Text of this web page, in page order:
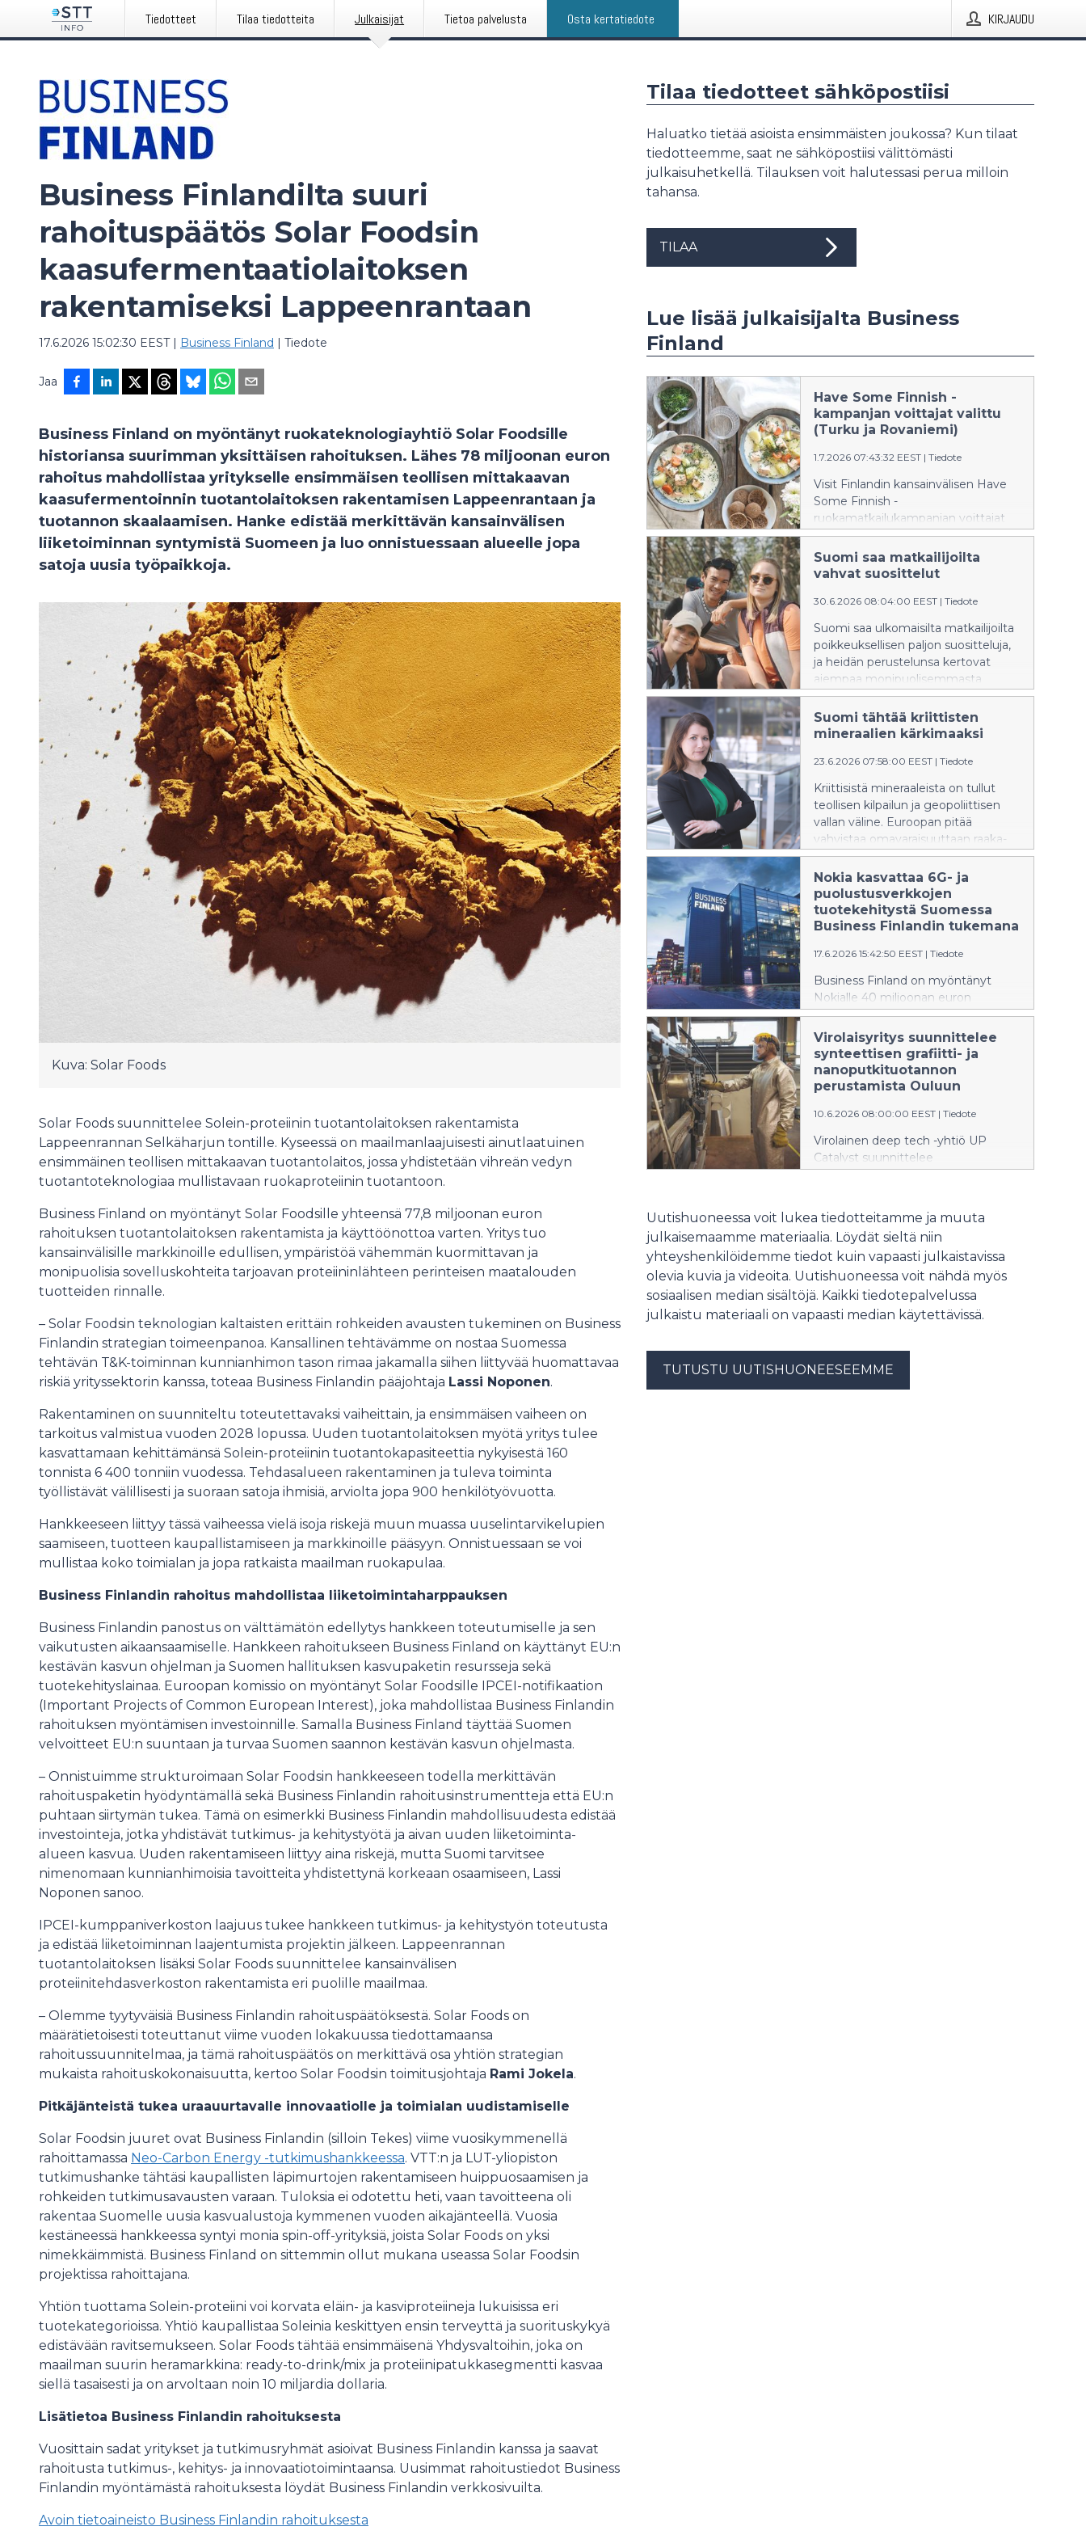
Tiedotteet Tilaa tiedotteita Julkaisijat Tietoa palvelusta Osta kertatiedote KIRJAUDU
Business Finlandilta suuri
rahoituspäätös Solar Foodsin
kaasufermentaatiolaitoksen
rakentamiseksi Lappeenrantaan
17.6.2026 15:02:30 EEST| Business Finland | Tiedote
Jaa
Business Finland on myöntänyt ruokateknologiayhtiö Solar Foodsille
historiansa suurimman yksittäisen rahoituksen. Lähes 78 miljoonan euron
rahoitus mahdollistaa yritykselle ensimmäisen teollisen mittakaavan
kaasufermentoinnin tuotantolaitoksen rakentamisen Lappeenrantaan ja
tuotannon skaalaamisen. Hanke edistää merkittävän kansainvälisen
liiketoiminnan syntymistä Suomeen ja luo onnistuessaan alueelle jopa
satoja uusia työpaikkoja.
Kuva: Solar Foods
Solar Foods suunnittelee Solein-proteiinin tuotantolaitoksen rakentamista
Lappeenrannan Selkäharjun tontille. Kyseessä on maailmanlaajuisesti ainutlaatuinen
ensimmäinen teollisen mittakaavan tuotantolaitos, jossa yhdistetään vihreän vedyn
tuotantoteknologiaa mullistavaan ruokaproteiinin tuotantoon.
Business Finland on myöntänyt Solar Foodsille yhteensä 77,8 miljoonan euron
rahoituksen tuotantolaitoksen rakentamista ja käyttöönottoa varten. Yritys tuo
kansainvälisille markkinoille edullisen, ympäristöä vähemmän kuormittavan ja
monipuolisia sovelluskohteita tarjoavan proteiininlähteen perinteisen maatalouden
tuotteiden rinnalle.
– Solar Foodsin teknologian kaltaisten erittäin rohkeiden avausten tukeminen on Business
Finlandin strategian toimeenpanoa. Kansallinen tehtävämme on nostaa Suomessa
tehtävän T&K-toiminnan kunnianhimon tason rimaa jakamalla siihen liittyvää huomattavaa
riskiä yrityssektorin kanssa, toteaa Business Finlandin pääjohtaja Lassi Noponen.
Rakentaminen on suunniteltu toteutettavaksi vaiheittain, ja ensimmäisen vaiheen on
tarkoitus valmistua vuoden 2028 lopussa. Uuden tuotantolaitoksen myötä yritys tulee
kasvattamaan kehittämänsä Solein-proteiinin tuotantokapasiteettia nykyisestä 160
tonnista 6 400 tonniin vuodessa. Tehdasalueen rakentaminen ja tuleva toiminta
työllistävät välillisesti ja suoraan satoja ihmisiä, arviolta jopa 900 henkilötyövuotta.
Hankkeeseen liittyy tässä vaiheessa vielä isoja riskejä muun muassa uuselintarvikelupien
saamiseen, tuotteen kaupallistamiseen ja markkinoille pääsyyn. Onnistuessaan se voi
mullistaa koko toimialan ja jopa ratkaista maailman ruokapulaa.
Business Finlandin rahoitus mahdollistaa liiketoimintaharppauksen
Business Finlandin panostus on välttämätön edellytys hankkeen toteutumiselle ja sen
vaikutusten aikaansaamiselle. Hankkeen rahoitukseen Business Finland on käyttänyt EU:n
kestävän kasvun ohjelman ja Suomen hallituksen kasvupaketin resursseja sekä
tuotekehityslainaa. Euroopan komissio on myöntänyt Solar Foodsille IPCEI-notifikaation
(Important Projects of Common European Interest), joka mahdollistaa Business Finlandin
rahoituksen myöntämisen investoinnille. Samalla Business Finland täyttää Suomen
velvoitteet EU:n suuntaan ja turvaa Suomen saannon kestävän kasvun ohjelmasta.
– Onnistuimme strukturoimaan Solar Foodsin hankkeeseen todella merkittävän
rahoituspaketin hyödyntämällä sekä Business Finlandin rahoitusinstrumentteja että EU:n
puhtaan siirtymän tukea. Tämä on esimerkki Business Finlandin mahdollisuudesta edistää
investointeja, jotka yhdistävät tutkimus- ja kehitystyötä ja aivan uuden liiketoiminta-
alueen kasvua. Uuden rakentamiseen liittyy aina riskejä, mutta Suomi tarvitsee
nimenomaan kunnianhimoisia tavoitteita yhdistettynä korkeaan osaamiseen, Lassi
Noponen sanoo.
IPCEI-kumppaniverkoston laajuus tukee hankkeen tutkimus- ja kehitystyön toteutusta
ja edistää liiketoiminnan laajentumista projektin jälkeen. Lappeenrannan
tuotantolaitoksen lisäksi Solar Foods suunnittelee kansainvälisen
proteiinitehdasverkoston rakentamista eri puolille maailmaa.
– Olemme tyytyväisiä Business Finlandin rahoituspäätöksestä. Solar Foods on
määrätietoisesti toteuttanut viime vuoden lokakuussa tiedottamaansa
rahoitussuunnitelmaa, ja tämä rahoituspäätös on merkittävä osa yhtiön strategian
mukaista rahoituskokonaisuutta, kertoo Solar Foodsin toimitusjohtaja Rami Jokela.
Pitkäjänteistä tukea uraauurtavalle innovaatiolle ja toimialan uudistamiselle
Solar Foodsin juuret ovat Business Finlandin (silloin Tekes) viime vuosikymmenellä
rahoittamassa Neo-Carbon Energy -tutkimushankkeessa. VTT:n ja LUT-yliopiston
tutkimushanke tähtäsi kaupallisten läpimurtojen rakentamiseen huippuosaamisen ja
rohkeiden tutkimusavausten varaan. Tuloksia ei odotettu heti, vaan tavoitteena oli
rakentaa Suomelle uusia kasvualustoja kymmenen vuoden aikajänteellä. Vuosia
kestäneessä hankkeessa syntyi monia spin-off-yrityksiä, joista Solar Foods on yksi
nimekkäimmistä. Business Finland on sittemmin ollut mukana useassa Solar Foodsin
projektissa rahoittajana.
Yhtiön tuottama Solein-proteiini voi korvata eläin- ja kasviproteiineja lukuisissa eri
tuotekategorioissa. Yhtiö kaupallistaa Soleinia keskittyen ensin terveyttä ja suorituskykyä
edistävään ravitsemukseen. Solar Foods tähtää ensimmäisenä Yhdysvaltoihin, joka on
maailman suurin heramarkkina: ready-to-drink/mix ja proteiinipatukkasegmentti kasvaa
siellä tasaisesti ja on arvoltaan noin 10 miljardia dollaria.
Lisätietoa Business Finlandin rahoituksesta
Vuosittain sadat yritykset ja tutkimusryhmät asioivat Business Finlandin kanssa ja saavat
rahoitusta tutkimus-, kehitys- ja innovaatiotoimintaansa. Uusimmat rahoitustiedot Business
Finlandin myöntämästä rahoituksesta löydät Business Finlandin verkkosivuilta.
Avoin tietoaineisto Business Finlandin rahoituksesta
Tilaa tiedotteet sähköpostiisi
Haluatko tietää asioista ensimmäisten joukossa? Kun tilaat
tiedotteemme, saat ne sähköpostiisi välittömästi
julkaisuhetkellä. Tilauksen voit halutessasi perua milloin
tahansa.
TILAA
Lue lisää julkaisijalta Business
Finland
Have Some Finnish -
kampanjan voittajat valittu
(Turku ja Rovaniemi)
1.7.2026 07:43:32 EEST | Tiedote
Visit Finlandin kansainvälisen Have
Some Finnish -
ruokamatkailukampanjan voittajat
on valittu. Syyskuussa Suomeen
saapuu 16 osallistujaa eri puolilta
maailmaa kokemaan suomalaisia
elämäntapaa ja ainutlaatuiset illalliset
Turussa ja Rovaniemellä.
Suomi saa matkailijoilta
vahvat suosittelut
30.6.2026 08:04:00 EEST | Tiedote
Suomi saa ulkomaisilta matkailijoilta
poikkeuksellisen paljon suositteluja,
ja heidän perustelunsa kertovat
aiempaa monipuolisemmasta
matkailukokemuksesta. Luonnon
rinnalla kansainvälisten
matkailijoiden mieleen jäävät
turvallisuus ja toimiva arki.
Suomi tähtää kriittisten
mineraalien kärkimaaksi
23.6.2026 07:58:00 EEST | Tiedote
Kriittisistä mineraaleista on tullut
teollisen kilpailun ja geopoliittisen
vallan väline. Euroopan pitää
vahvistaa omavaraisuuttaan raaka-
aineissa, joita tarvitaan erityisesti
uusiutuvassa energiassa,
sähköautoissa ja
puolijohdeteollisuudessa. Suomella
on kaikki edellytykset kääntää
kriittisten materiaalien
jatkojalostajaksi, sanoo Business
Finlandin johtava asiantuntija Satu
Penttinen.
Nokia kasvattaa 6G- ja
puolustusverkkojen
tuotekehitystä Suomessa
Business Finlandin tukemana
17.6.2026 15:42:50 EEST | Tiedote
Business Finland on myöntänyt
Nokialle 40 miljoonan euron
rahoituksen kahteen tutkimus- ja
kehityshankkeeseen. Hankkeet
tukevat Nokian yli 100 miljoonan
euron investointeja Suomeen 6G-
teknologian ja puolustussektorin
kehittämisessä.
Virolaisyritys suunnittelee
synteettisen grafiitti- ja
nanoputkituotannon
perustamista Ouluun
10.6.2026 08:00:00 EEST | Tiedote
Virolainen deep tech -yhtiö UP
Catalyst suunnittelee
hiilidioksidipäästöistä valmistetun
ja hiilinanoputkien tuotantoa
Suomessa. UP Catalyst ja Oulun
Energia ovat allekirjoittaneet
aiesopimuksen Oulun Energian
Laanilassa sijaitsevien voimalaitosten
piippukaasuista talteen otetun
hiilidioksidin hyödyntämisestä.
Uutishuoneessa voit lukea tiedotteitamme ja muuta
julkaisemaamme materiaalia. Löydät sieltä niin
yhteyshenkilöidemme tiedot kuin vapaasti julkaistavissa
olevia kuvia ja videoita. Uutishuoneessa voit nähdä myös
sosiaalisen median sisältöjä. Kaikki tiedotepalvelussa
julkaistu materiaali on vapaasti median käytettävissä.
TUTUSTU UUTISHUONEESEEMME